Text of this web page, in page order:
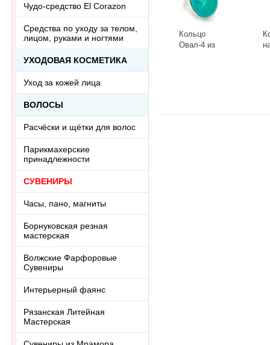
Кольцо
Овал-4 из
Чудо-средство El Corazon
Средства по уходу за телом,
лицом, руками и ногтями
УХОДОВАЯ КОСМЕТИКА
Уход за кожей лица
ВОЛОСЫ
Расчёски и щётки для волос
Парикмахерские
принадлежности
СУВЕНИРЫ
Часы, пано, магниты
Борнуковская резная
мастерская
Волжские Фарфоровые
Сувениры
Интерьерный фаянс
Рязанская Литейная
Мастерская